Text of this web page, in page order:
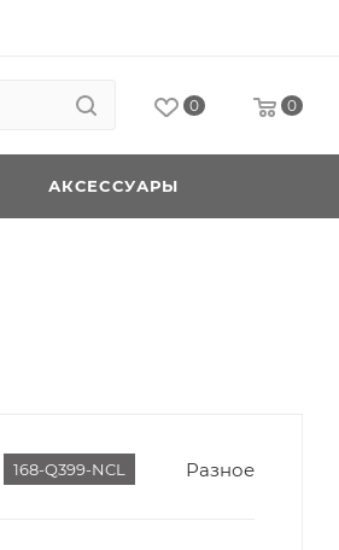
0 0
АКСЕССУАРЫ
168-Q399-NCL Разное